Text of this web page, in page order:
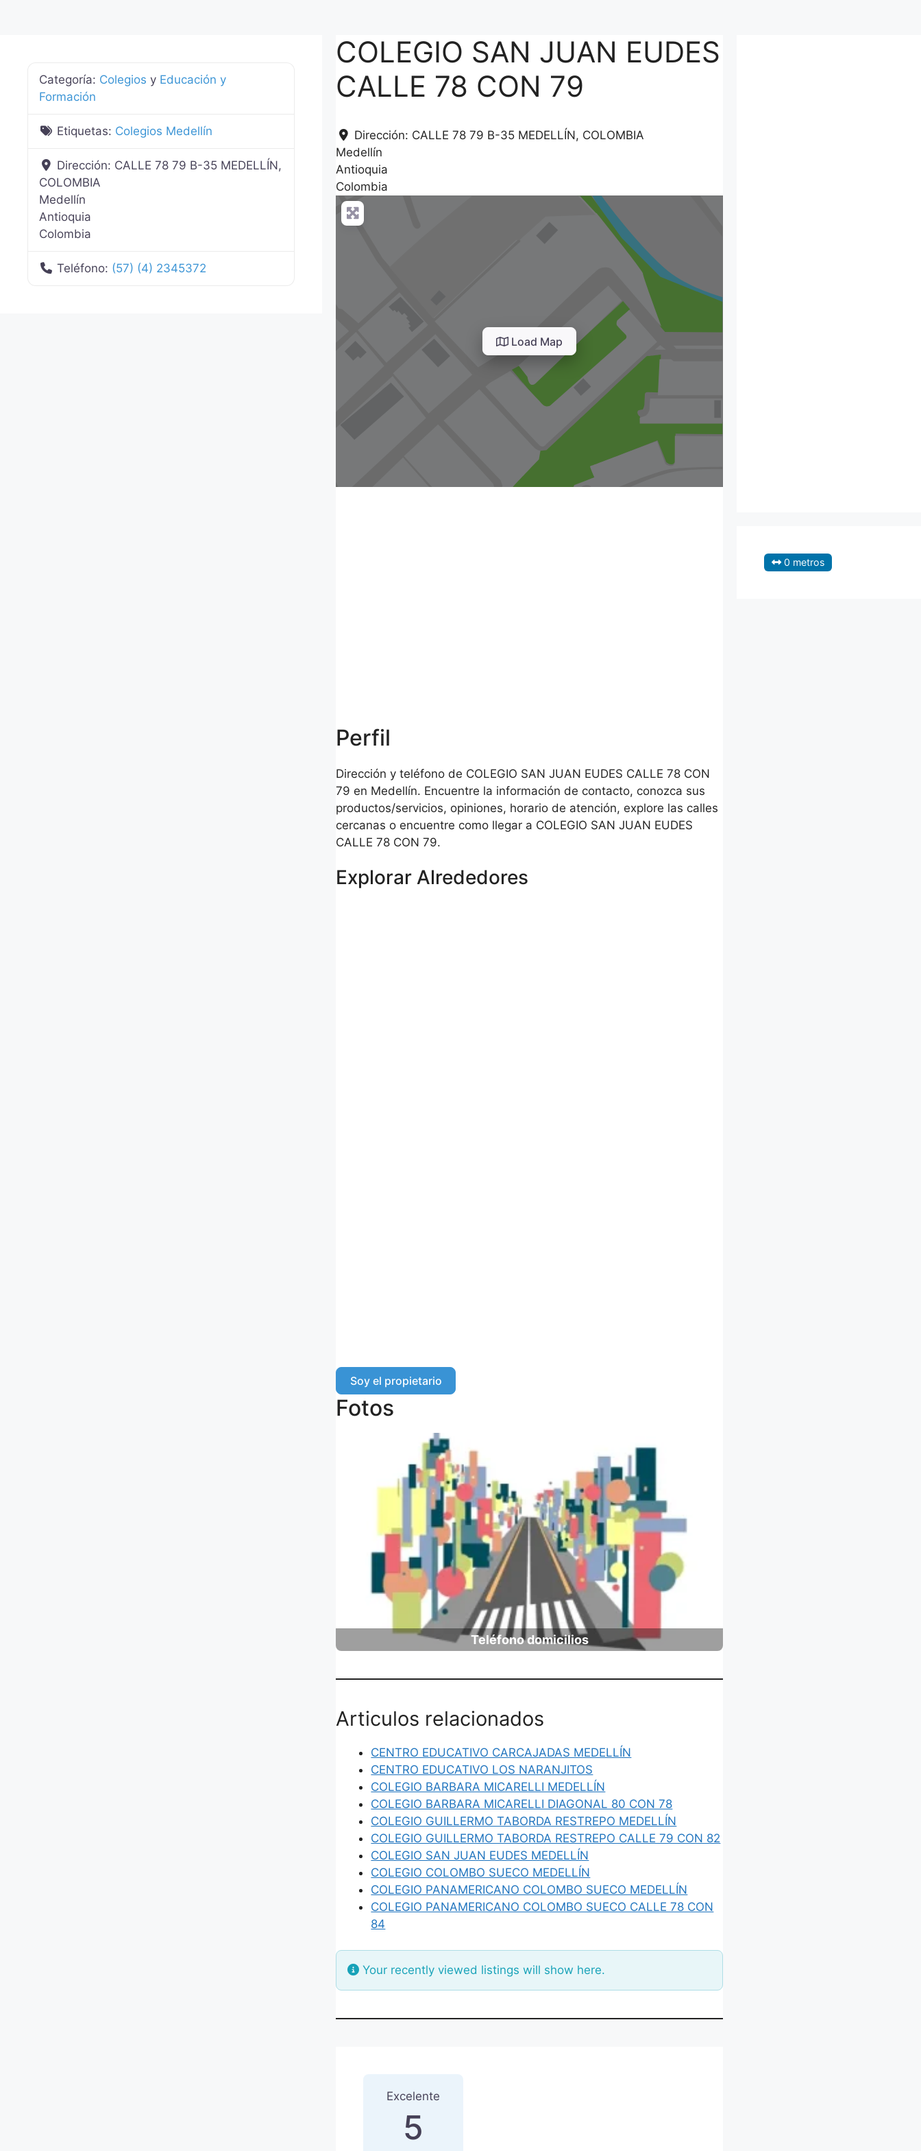
COLEGIO SAN JUAN EUDES
CALLE 78 CON 79
Dirección: CALLE 78 79 B-35 MEDELLÍN, COLOMBIA
Medellín
Antioquia
Colombia
Load Map
Perfil
Dirección y teléfono de COLEGIO SAN JUAN EUDES CALLE 78 CON
79 en Medellín. Encuentre la información de contacto, conozca sus
productos/servicios, opiniones, horario de atención, explore las calles
cercanas o encuentre como llegar a COLEGIO SAN JUAN EUDES
CALLE 78 CON 79.
Explorar Alrededores
Soy el propietario
Fotos
Teléfono domicilios
Articulos relacionados
CENTRO EDUCATIVO CARCAJADAS MEDELLÍN
CENTRO EDUCATIVO LOS NARANJITOS
COLEGIO BARBARA MICARELLI MEDELLÍN
COLEGIO BARBARA MICARELLI DIAGONAL 80 CON 78
COLEGIO GUILLERMO TABORDA RESTREPO MEDELLÍN
COLEGIO GUILLERMO TABORDA RESTREPO CALLE 79 CON 82
COLEGIO SAN JUAN EUDES MEDELLÍN
COLEGIO COLOMBO SUECO MEDELLÍN
COLEGIO PANAMERICANO COLOMBO SUECO MEDELLÍN
COLEGIO PANAMERICANO COLOMBO SUECO CALLE 78 CON
84
Your recently viewed listings will show here.
Excelente
5
Categoría: Colegios y Educación y
Formación
Etiquetas: Colegios Medellín
Dirección: CALLE 78 79 B-35 MEDELLÍN,
COLOMBIA
Medellín
Antioquia
Colombia
Teléfono: (57) (4) 2345372
0 metros